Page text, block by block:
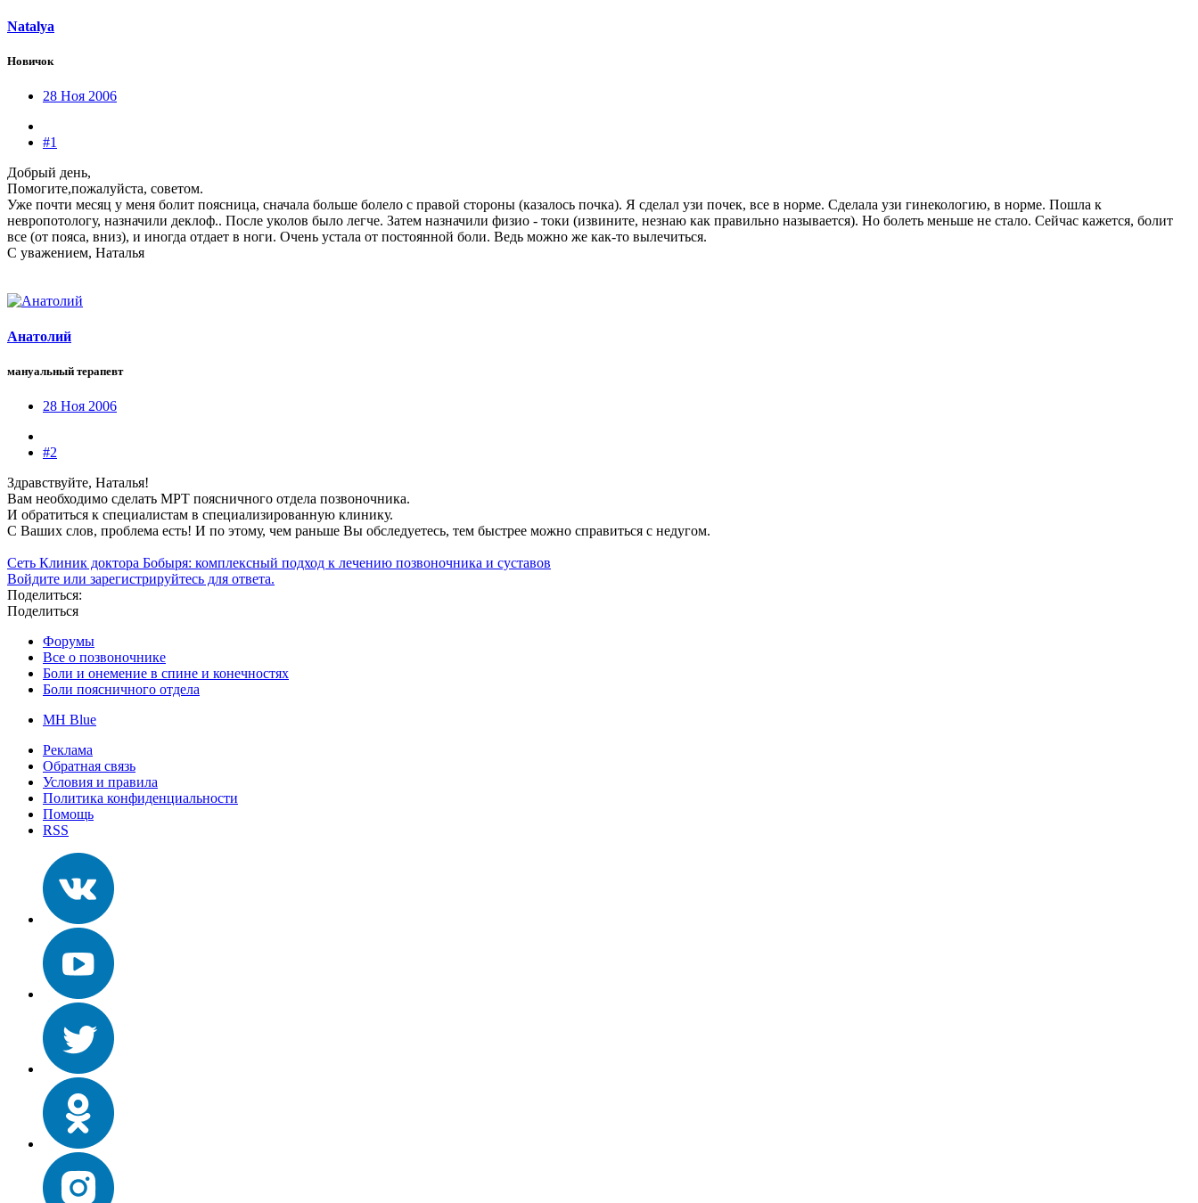
Natalya
Новичок
28 Ноя 2006
#1
Добрый день,
Помогите,пожалуйста, советом.
Уже почти месяц у меня болит поясница, сначала больше болело с правой стороны (казалось почка). Я сделал узи почек, все в норме. Сделала узи гинекологию, в норме. Пошла к
невропотологу, назначили деклоф.. После уколов было легче. Затем назначили физио - токи (извините, незнаю как правильно называется). Но болеть меньше не стало. Сейчас кажется, болит
все (от пояса, вниз), и иногда отдает в ноги. Очень устала от постоянной боли. Ведь можно же как-то вылечиться.
С уважением, Наталья
Анатолий
мануальный терапевт
28 Ноя 2006
#2
Здравствуйте, Наталья!
Вам необходимо сделать МРТ поясничного отдела позвоночника.
И обратиться к специалистам в специализированную клинику.
С Ваших слов, проблема есть! И по этому, чем раньше Вы обследуетесь, тем быстрее можно справиться с недугом.
Сеть Клиник доктора Бобыря: комплексный подход к лечению позвоночника и суставов
Войдите или зарегистрируйтесь для ответа.
Поделиться:
Поделиться
Форумы
Все о позвоночнике
Боли и онемение в спине и конечностях
Боли поясничного отдела
MH Blue
Реклама
Обратная связь
Условия и правила
Политика конфиденциальности
Помощь
RSS